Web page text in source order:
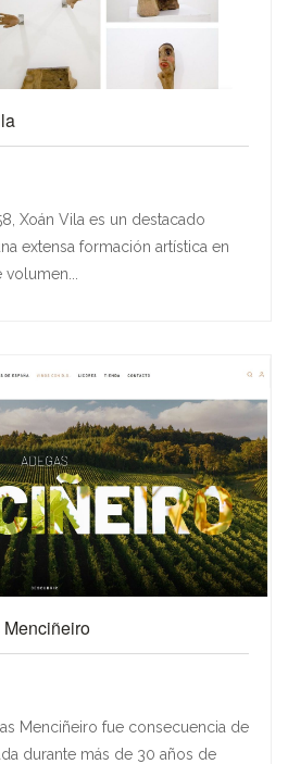
Xoán Vila es un destacado
extensa formación artística en
Menciñeiro fue consecuencia de
durante más de 30 años de